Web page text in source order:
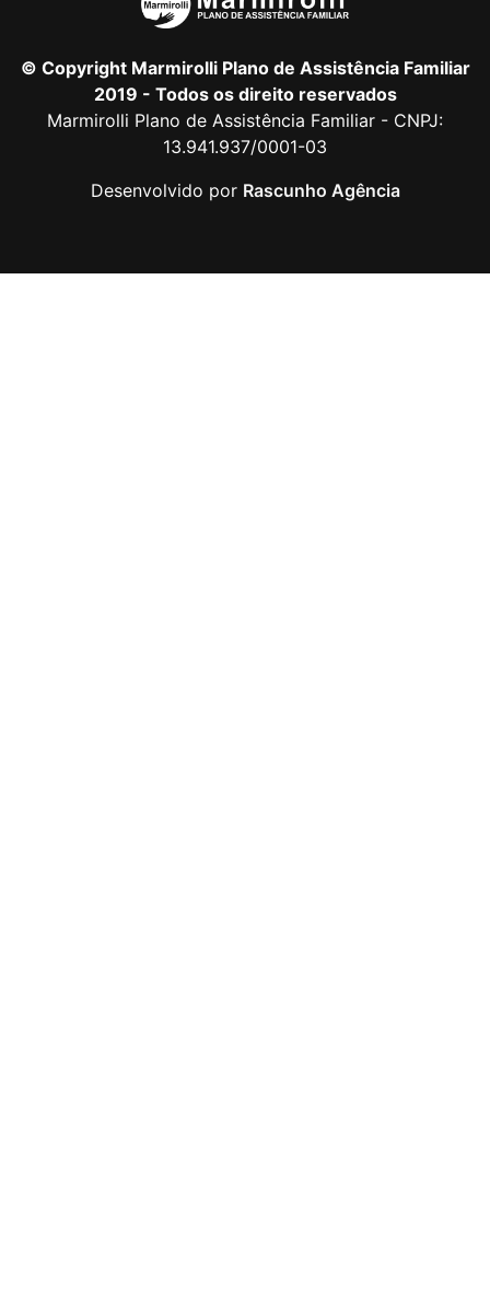
© Copyright Marmirolli Plano de Assistência Familiar
2019 - Todos os direito reservados
Marmirolli Plano de Assistência Familiar - CNPJ:
13.941.937/0001-03
Desenvolvido por Rascunho Agência